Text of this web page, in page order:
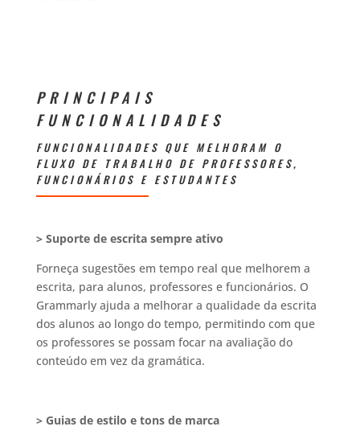
PRINCIPAIS
FUNCIONALIDADES
FUNCIONALIDADES QUE MELHORAM O
FLUXO DE TRABALHO DE PROFESSORES,
FUNCIONÁRIOS E ESTUDANTES
> Suporte de escrita sempre ativo
Forneça sugestões em tempo real que melhorem a
escrita, para alunos, professores e funcionários. O
Grammarly ajuda a melhorar a qualidade da escrita
dos alunos ao longo do tempo, permitindo com que
os professores se possam focar na avaliação do
conteúdo em vez da gramática.
> Guias de estilo e tons de marca